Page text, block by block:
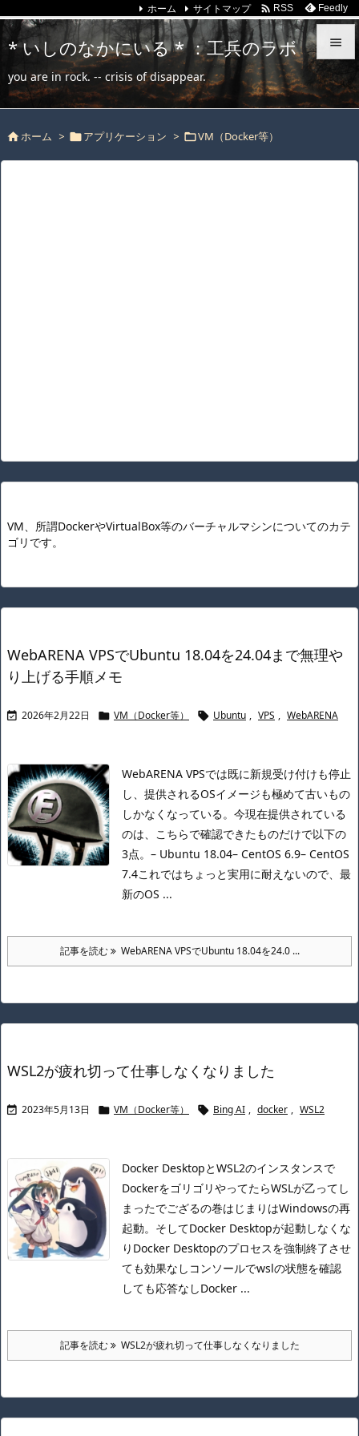
* いしのなかにいる * ：工兵のラボ
you are in rock. -- crisis of disappear.


メニュ

ホーム サイトマップ  RSS Feedly
ホーム > アプリケーション > VM（Docker等）
VM、所謂DockerやVirtualBox等のバーチャルマシンについてのカテ
ゴリです。
WebARENA VPSでUbuntu 18.04を24.04まで無理や
り上げる手順メモ
 2026年2月22日  VM（Docker等）  Ubuntu , VPS , WebARENA
WebARENA VPSでは既に新規受け付けも停止
し、提供されるOSイメージも極めて古いもの
しかなくなっている。 今現在提供されている
のは、こちらで確認できたものだけで以下の
3点。 – Ubuntu 18.04– CentOS 6.9– CentOS
7.4これではちょっと実用に耐えないので、最
新のOS ...
記事を読む WebARENA VPSでUbuntu 18.04を24.0 ...
WSL2が疲れ切って仕事しなくなりました
 2023年5月13日  VM（Docker等）  Bing AI , docker , WSL2
Docker DesktopとWSL2のインスタンスで
DockerをゴリゴリやってたらWSLが乙ってし
まったでござるの巻はじまりはWindowsの再
起動。 そしてDocker Desktopが起動しなくな
り Docker Desktopのプロセスを強制終了させ
ても効果なし コンソールでwslの状態を確認
しても応答なしDocker ...
記事を読む WSL2が疲れ切って仕事しなくなりました